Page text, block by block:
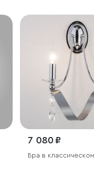
7 080 ₽
Бра в